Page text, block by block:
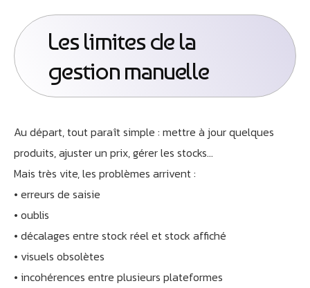
Les limites de la
gestion manuelle
Au départ, tout paraît simple : mettre à jour quelques
produits, ajuster un prix, gérer les stocks…
Mais très vite, les problèmes arrivent :
• erreurs de saisie
• oublis
• décalages entre stock réel et stock affiché
• visuels obsolètes
• incohérences entre plusieurs plateformes